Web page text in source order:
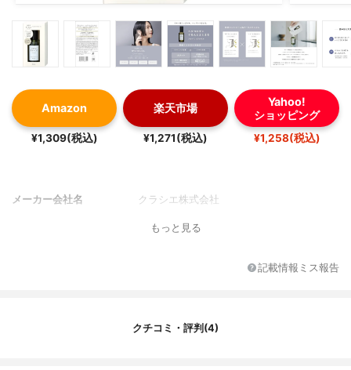
Amazon
¥1,309(税込)
楽天市場
¥1,271(税込)
Yahoo!
ショッピング
¥1,258(税込)
メーカー会社名 クラシエ株式会社
もっと見る
記載情報ミス報告
クチコミ・評判(4)